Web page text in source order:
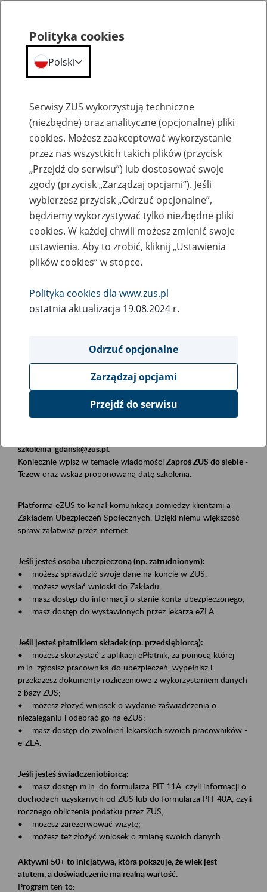
Szkolenia
Zaproś ZUS do siebie: eZUS, wizyty
rezerwowane, e-wizyty, Aktywni 50+
Rodzaj wydarzenia
Szkolenia
Obszar merytoryczny
Płatnicy, ubezpieczeni, świadczeniobiorcy
Opis wydarzenia
Szkolenie stacjonarne w siedzibie firmy, instytucji, urzędu.
szkolenia_gdansk@zus.pl.
Koniecznie wpisz w temacie wiadomości Zaproś ZUS do siebie -
Tczew oraz wskaż proponowaną datę szkolenia.
Platforma eZUS to kanał komunikacji pomiędzy klientami a
Zakładem Ubezpieczeń Społecznych. Dzięki niemu większość
spraw załatwisz przez internet.
Jeśli jesteś osoba ubezpieczoną (np. zatrudnionym):
• możesz sprawdzić swoje dane na koncie w ZUS,
• możesz wysłać wnioski do Zakładu,
• masz dostęp do informacji o stanie konta ubezpieczonego,
• masz dostęp do wystawionych przez lekarza eZLA.
Jeśli jesteś płatnikiem składek (np. przedsiębiorcą):
• możesz skorzystać z aplikacji ePłatnik, za pomocą której
m.in. zgłosisz pracownika do ubezpieczeń, wypełnisz i
przekażesz dokumenty rozliczeniowe z wykorzystaniem danych
z bazy ZUS;
• możesz złożyć wniosek o wydanie zaświadczenia o
niezaleganiu i odebrać go na eZUS;
• masz dostęp do zwolnień lekarskich swoich pracowników -
e-ZLA.
Jeśli jesteś świadczeniobiorcą:
• masz dostęp m.in. do formularza PIT 11A, czyli informacji o
dochodach uzyskanych od ZUS lub do formularza PIT 40A, czyli
rocznego obliczenia podatku przez ZUS;
• możesz zarezerwować wizytę;
• możesz też złożyć wniosek o zmianę swoich danych.
Aktywni 50+ to inicjatywa, która pokazuje, że wiek jest
atutem, a doświadczenie ma realną wartość.
Program ten to:
Polityka cookies
Polski
Serwisy ZUS wykorzystują techniczne
(niezbędne) oraz analityczne (opcjonalne) pliki
cookies. Możesz zaakceptować wykorzystanie
przez nas wszystkich takich plików (przycisk
„Przejdź do serwisu”) lub dostosować swoje
zgody (przycisk „Zarządzaj opcjami”). Jeśli
wybierzesz przycisk „Odrzuć opcjonalne”,
będziemy wykorzystywać tylko niezbędne pliki
cookies. W każdej chwili możesz zmienić swoje
ustawienia. Aby to zrobić, kliknij „Ustawienia
plików cookies” w stopce.
Polityka cookies dla www.zus.pl
ostatnia aktualizacja 19.08.2024 r.
Odrzuć opcjonalne
Zarządzaj opcjami
Przejdź do serwisu